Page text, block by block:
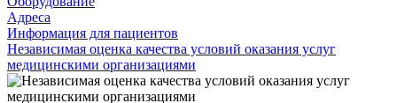
Адреса
Информация для пациентов
Независимая оценка качества условий оказания услуг
медицинскими организациями